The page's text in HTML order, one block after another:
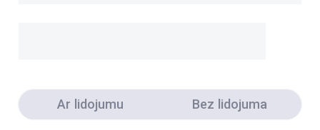
Ar lidojumu Bez lidojuma